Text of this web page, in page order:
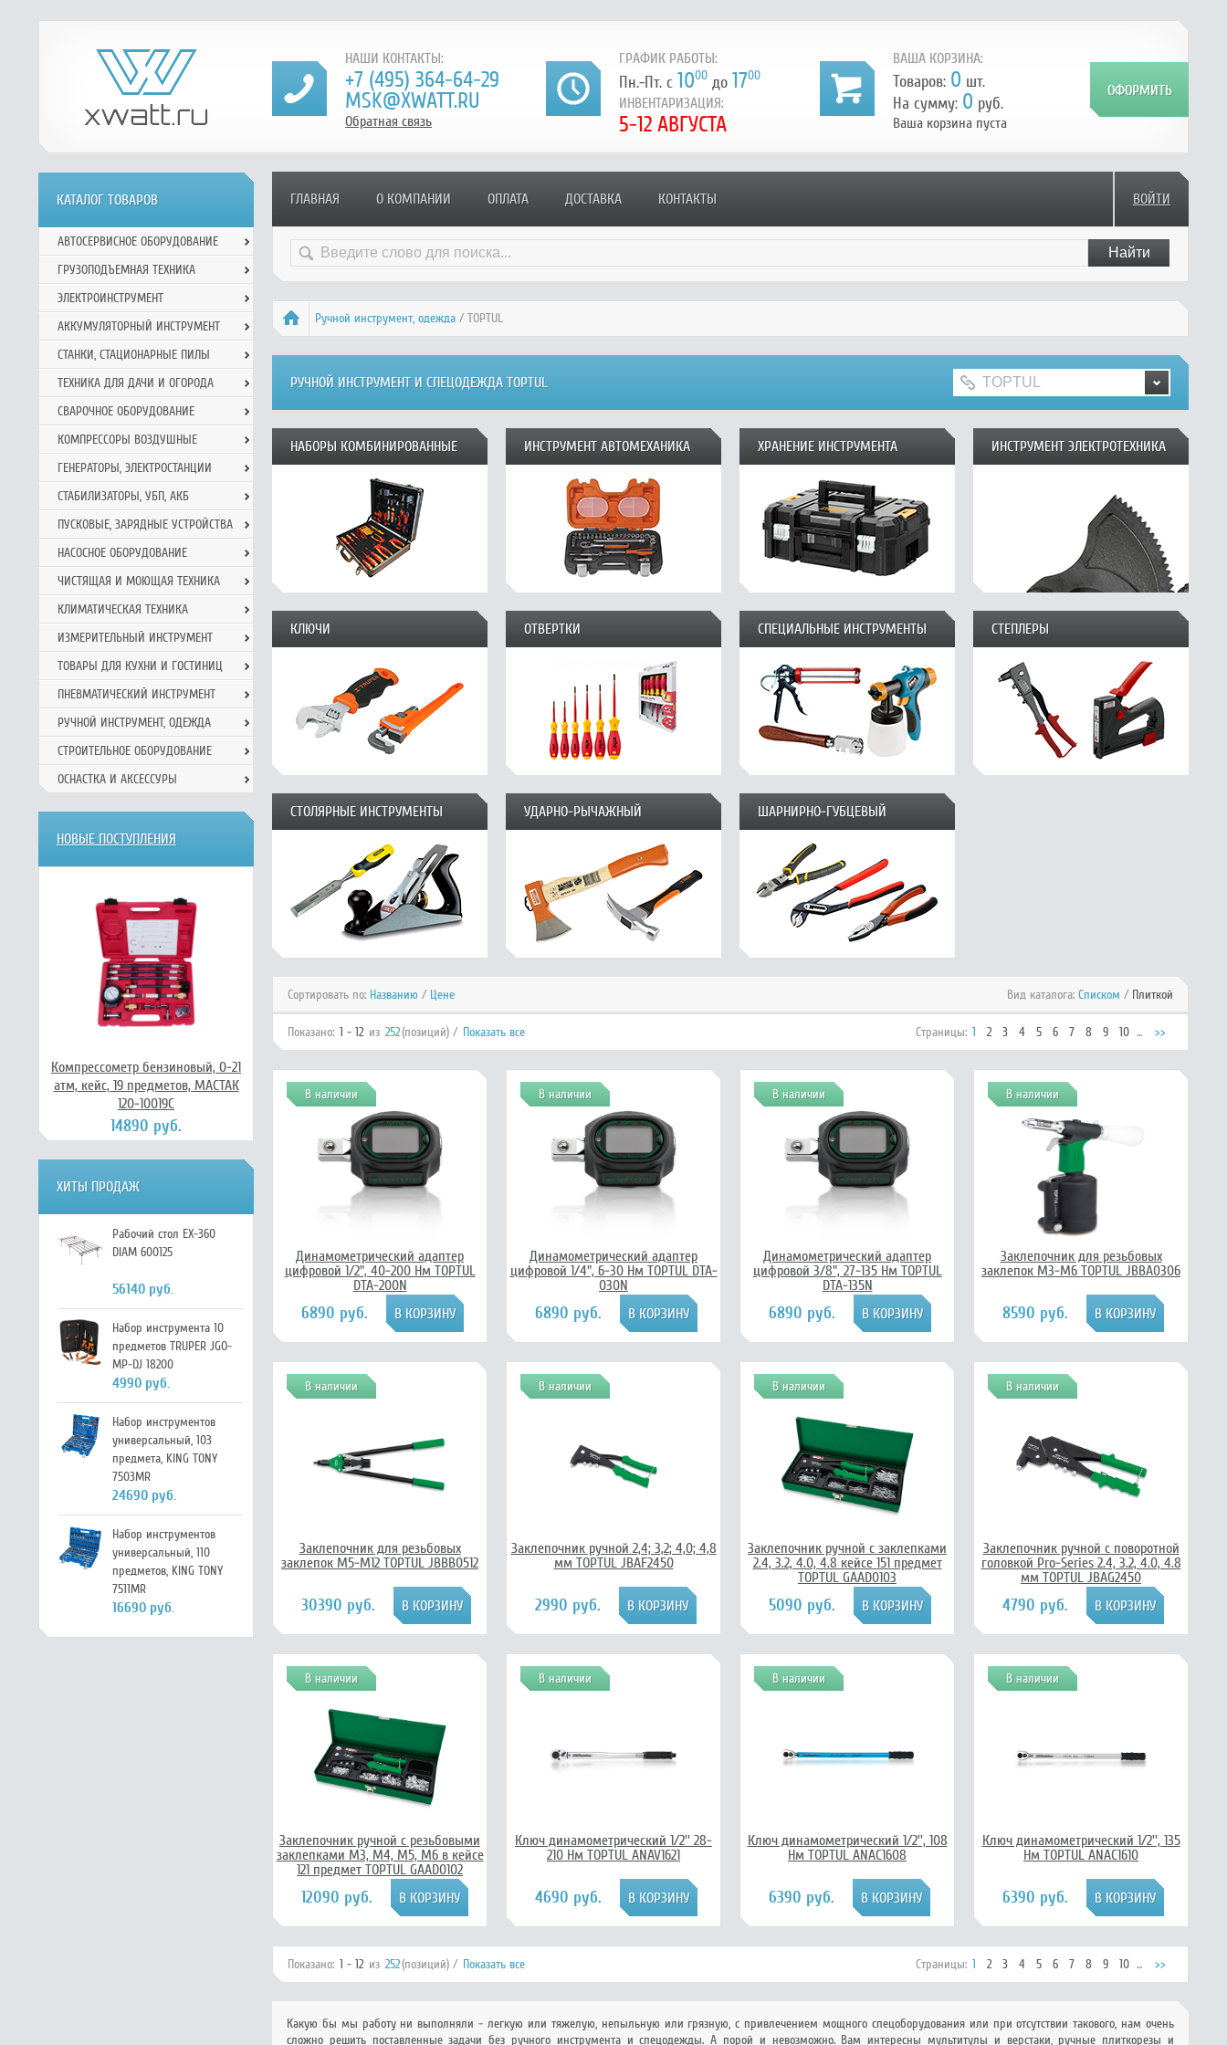
НАШИ КОНТАКТЫ:
+7 (495) 364-64-29
MSK@XWATT.RU
Обратная связь
ГРАФИК РАБОТЫ:
Пн.-Пт. с 1000 до 1700
ИНВЕНТАРИЗАЦИЯ:
5-12 АВГУСТА
ВАША КОРЗИНА:
Товаров: 0 шт.
На сумму: 0 руб.
Ваша корзина пуста
ГЛАВНАЯ О КОМПАНИИ ОПЛАТА ДОСТАВКА КОНТАКТЫ ВОЙТИ
Ручной инcтрумент, одежда / TOPTUL
РУЧНОЙ ИНCТРУМЕНТ И СПЕЦОДЕЖДА TOPTUL
НАБОРЫ КОМБИНИРОВАННЫЕ ИНСТРУМЕНТ АВТОМЕХАНИКА ХРАНЕНИЕ ИНСТРУМЕНТА ИНСТРУМЕНТ ЭЛЕКТРОТЕХНИКА
КЛЮЧИ ОТВЕРТКИ СПЕЦИАЛЬНЫЕ ИНСТРУМЕНТЫ СТЕПЛЕРЫ
СТОЛЯРНЫЕ ИНСТРУМЕНТЫ УДАРНО-РЫЧАЖНЫЙ ШАРНИРНО-ГУБЦЕВЫЙ
Сортировать по: Названию / Цене Вид каталога: Списком / Плиткой
Показано: 1 - 12 из 252(позиций) / Показать все Страницы: 1 2 3 4 5 6 7 8 9 10 ... >>
В наличии
Динамометрический адаптер
цифровой 1/2", 40-200 Нм TOPTUL
DTA-200N
6890 руб.
В наличии
Динамометрический адаптер
цифровой 1/4", 6-30 Нм TOPTUL DTA-
030N
6890 руб.
В наличии
Динамометрический адаптер
цифровой 3/8", 27-135 Нм TOPTUL
DTA-135N
6890 руб.
В наличии
Заклепочник для резьбовых
заклепок M3-M6 TOPTUL JBBA0306
8590 руб.
В наличии
Заклепочник для резьбовых
заклепок M5-M12 TOPTUL JBBB0512
30390 руб.
В наличии
Заклепочник ручной 2,4; 3,2; 4,0; 4,8
мм TOPTUL JBAF2450
2990 руб.
В наличии
Заклепочник ручной c заклепками
2.4, 3.2, 4.0, 4.8 кейсе 151 предмет
TOPTUL GAAD0103
5090 руб.
В наличии
Заклепочник ручной с поворотной
головкой Pro-Series 2.4, 3.2, 4.0, 4.8
мм TOPTUL JBAG2450
4790 руб.
В наличии
Заклепочник ручной с резьбовыми
заклепками M3, M4, M5, M6 в кейсе
121 предмет TOPTUL GAAD0102
12090 руб.
В наличии
Ключ динамометрический 1/2'' 28-
210 Нм TOPTUL ANAV1621
4690 руб.
В наличии
Ключ динамометрический 1/2'', 108
Нм TOPTUL ANAC1608
6390 руб.
В наличии
Ключ динамометрический 1/2'', 135
Нм TOPTUL ANAC1610
6390 руб.
Показано: 1 - 12 из 252(позиций) / Показать все Страницы: 1 2 3 4 5 6 7 8 9 10 ... >>
Какую бы мы работу ни выполняли - легкую или тяжелую, непыльную или грязную, с привлечением мощного спецоборудования или при отсутствии такового, нам очень
сложно решить поставленные задачи без ручного инструмента и спецодежды. А порой и невозможно. Вам интересны мультитулы и верстаки, ручные плиткорезы и
КАТАЛОГ ТОВАРОВ
АВТОСЕРВИСНОЕ ОБОРУДОВАНИЕ
ГРУЗОПОДЪЕМНАЯ ТЕХНИКА
ЭЛЕКТРОИНСТРУМЕНТ
АККУМУЛЯТОРНЫЙ ИНСТРУМЕНТ
СТАНКИ, СТАЦИОНАРНЫЕ ПИЛЫ
ТЕХНИКА ДЛЯ ДАЧИ И ОГОРОДА
СВАРОЧНОЕ ОБОРУДОВАНИЕ
КОМПРЕССОРЫ ВОЗДУШНЫЕ
ГЕНЕРАТОРЫ, ЭЛЕКТРОСТАНЦИИ
СТАБИЛИЗАТОРЫ, УБП, АКБ
ПУСКОВЫЕ, ЗАРЯДНЫЕ УСТРОЙСТВА
НАСОСНОЕ ОБОРУДОВАНИЕ
ЧИСТЯЩАЯ И МОЮЩАЯ ТЕХНИКА
КЛИМАТИЧЕСКАЯ ТЕХНИКА
ИЗМЕРИТЕЛЬНЫЙ ИНСТРУМЕНТ
ТОВАРЫ ДЛЯ КУХНИ И ГОСТИНИЦ
ПНЕВМАТИЧЕСКИЙ ИНСТРУМЕНТ
РУЧНОЙ ИНCТРУМЕНТ, ОДЕЖДА
СТРОИТЕЛЬНОЕ ОБОРУДОВАНИЕ
ОСНАСТКА И АКСЕССУРЫ
НОВЫЕ ПОСТУПЛЕНИЯ
Компрессометр бензиновый, 0-21
атм, кейс, 19 предметов, МАСТАК
120-10019C
14890 руб.
ХИТЫ ПРОДАЖ
Рабочий стол EX-360
DIAM 600125
56140 руб.
Набор инструмента 10
предметов TRUPER JGO-
MP-DJ 18200
4990 руб.
Набор инструментов
универсальный, 103
предмета, KING TONY
7503MR
24690 руб.
Набор инструментов
универсальный, 110
предметов, KING TONY
7511MR
16690 руб.